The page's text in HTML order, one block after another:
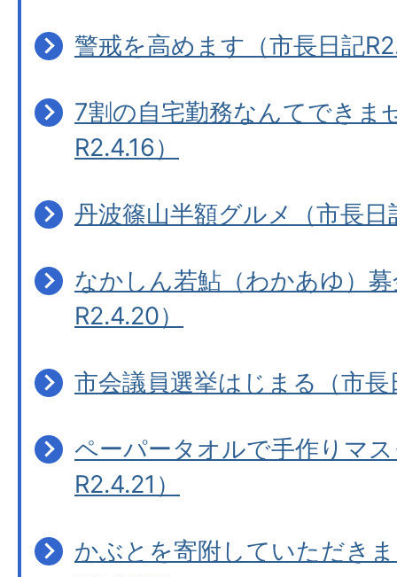
警戒を高めます（市長日記
7割の自宅勤務なんてできま
R2.4.16）
丹波篠山半額グルメ（市長日
なかしん若鮎（わかあゆ）
R2.4.20）
市会議員選挙はじまる（市長
ペーパータオルで手作りマ
R2.4.21）
かぶとを寄附していただき